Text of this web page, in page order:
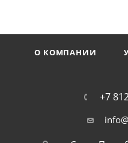
О КОМПАНИИ
+7